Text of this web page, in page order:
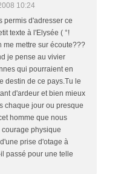
10:24
permis d'adresser ce
texte à l'Elysée ( °!
me mettre sur écoute???
je pense au vivier
qui pourraient en
destin de ce pays.Tu le
d'ardeur et bien mieux
chaque jour ou presque
homme que nous
physique
prise d'otage à
passé pour une telle